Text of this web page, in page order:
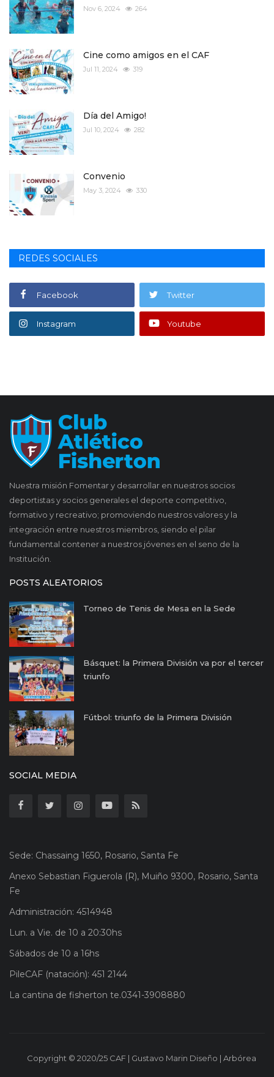
Nov 6, 2024 264
Cine como amigos en el CAF
Jul 11, 2024 319
Día del Amigo!
Jul 10, 2024 282
Convenio
May 3, 2024 330
REDES SOCIALES
Facebook Twitter
Instagram Youtube
Nuestra misión Fomentar y desarrollar en nuestros socios
deportistas y socios generales el deporte competitivo,
formativo y recreativo; promoviendo nuestros valores y la
integración entre nuestros miembros, siendo el pilar
fundamental contener a nuestros jóvenes en el seno de la
Institución.
POSTS ALEATORIOS
Torneo de Tenis de Mesa en la Sede
Básquet: la Primera División va por el tercer
triunfo
Fútbol: triunfo de la Primera División
SOCIAL MEDIA
Sede: Chassaing 1650, Rosario, Santa Fe
Anexo Sebastian Figuerola (R), Muiño 9300, Rosario, Santa
Fe
Administración: 4514948
Lun. a Vie. de 10 a 20:30hs
Sábados de 10 a 16hs
PileCAF (natación): 451 2144
La cantina de fisherton te.0341-3908880
Copyright © 2020/25 CAF | Gustavo Marin Diseño | Arbórea